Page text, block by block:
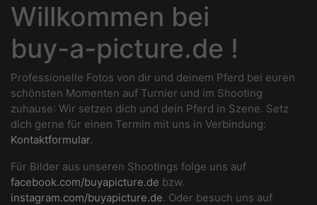
Willkommen bei
buy-a-picture.de !
Professionelle Fotos von dir und deinem Pferd bei euren
schönsten Momenten auf Turnier und im Shooting
zuhause: Wir setzen dich und dein Pferd in Szene. Setz
dich gerne für einen Termin mit uns in Verbindung:
Kontaktformular.
Für Bilder aus unseren Shootings folge uns auf
facebook.com/buyapicture.de bzw.
instagram.com/buyapicture.de. Oder besuch uns auf